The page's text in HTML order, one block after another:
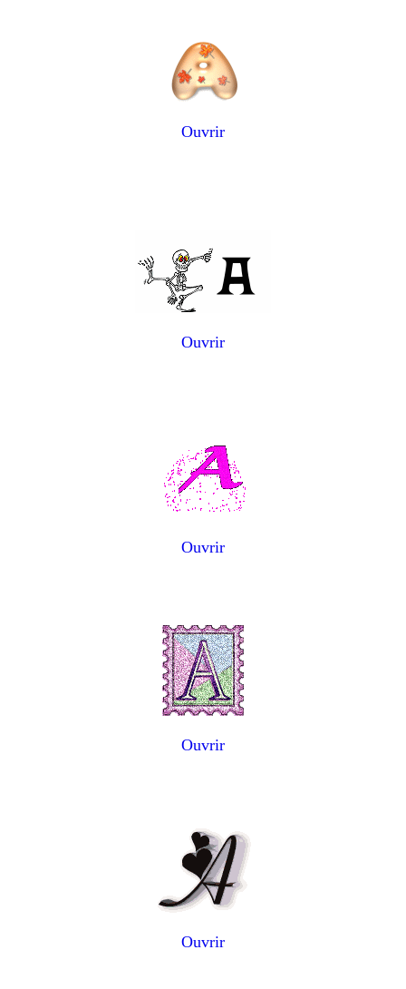
Ouvrir
Ouvrir
Ouvrir
Ouvrir
Ouvrir